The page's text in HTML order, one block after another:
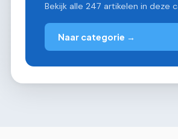
Bekijk alle 247 artikelen in deze
Naar categorie →